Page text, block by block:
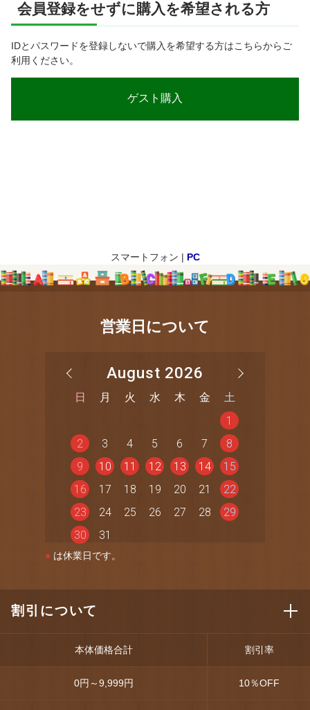
会員登録をせずに購入を希望される方
IDとパスワードを登録しないで購入を希望する方はこちらからご
利用ください。
スマートフォン | PC
営業日について
August 2026
日 月 火 水 木 金
土
1
2
3 4 5 6 7
8
9
10 11 12 13 14
15
16
17 18 19 20 21
22
23
24 25 26 27 28
29
30
31
● は休業日です。
割引について
本体価格合計 割引率
0円～9,999円 10％OFF